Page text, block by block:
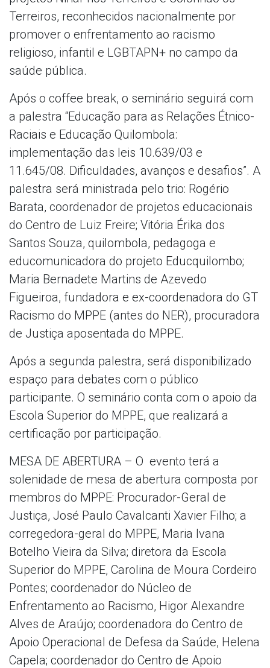
Terreiros, reconhecidos nacionalmente por
promover o enfrentamento ao racismo
religioso, infantil e LGBTAPN+ no campo da
saúde pública.
Após o coffee break, o seminário seguirá com
a palestra “Educação para as Relações Étnico-
Raciais e Educação Quilombola:
implementação das leis 10.639/03 e
11.645/08. Dificuldades, avanços e desafios”. A
palestra será ministrada pelo trio: Rogério
Barata, coordenador de projetos educacionais
do Centro de Luiz Freire; Vitória Érika dos
Santos Souza, quilombola, pedagoga e
educomunicadora do projeto Educquilombo;
Maria Bernadete Martins de Azevedo
Figueiroa, fundadora e ex-coordenadora do GT
Racismo do MPPE (antes do NER), procuradora
de Justiça aposentada do MPPE.
Após a segunda palestra, será disponibilizado
espaço para debates com o público
participante. O seminário conta com o apoio da
Escola Superior do MPPE, que realizará a
certificação por participação.
MESA DE ABERTURA – O evento terá a
solenidade de mesa de abertura composta por
membros do MPPE: Procurador-Geral de
Justiça, José Paulo Cavalcanti Xavier Filho; a
corregedora-geral do MPPE, Maria Ivana
Botelho Vieira da Silva; diretora da Escola
Superior do MPPE, Carolina de Moura Cordeiro
Pontes; coordenador do Núcleo de
Enfrentamento ao Racismo, Higor Alexandre
Alves de Araújo; coordenadora do Centro de
Apoio Operacional de Defesa da Saúde, Helena
Capela; coordenador do Centro de Apoio